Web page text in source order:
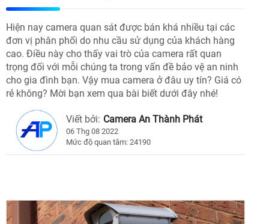
Hiện nay camera quan sát được bán khá nhiều tại các
đơn vị phân phối do nhu cầu sử dụng của khách hàng
cao. Điều này cho thấy vai trò của camera rất quan
trọng đối với mỗi chúng ta trong vấn đề bảo vệ an ninh
cho gia đình bạn. Vậy mua camera ở đâu uy tín? Giá có
rẻ không? Mời bạn xem qua bài biết dưới đây nhé!
Viết bởi: Camera An Thành Phát
06 Thg 08 2022
Mức độ quan tâm: 24190